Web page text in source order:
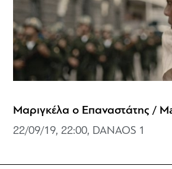
Μαριγκέλα ο Επαναστάτης /
22/09/19, 22:00, DANAOS 1